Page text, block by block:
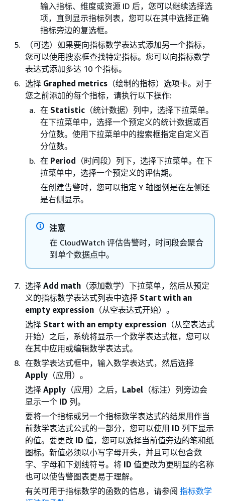
输入指标、维度或资源 ID 后，您可以继续选择选
项，直到显示指标列表，您可以在其中选择正确
指标旁边的复选框。
（可选）如果要向指标数学表达式添加另一个指标，
您可以使用搜索框查找特定指标。您可以向指标数学
表达式添加多达 10 个指标。
选择 Graphed metrics （绘制的指标）选项卡。对于
您之前添加的每个指标，请执行以下操作:
在 Statistic （统计数据）列中，选择下拉菜单。
在下拉菜单中，选择一个预定义的统计数据或百
分位数。使用下拉菜单中的搜索框指定自定义百
分位数。
在 Period
（时间段）列下，选择下拉菜单。在下
拉菜单中，选择一个预定义的评估期。
在创建告警时，您可以指定 Y 轴图例是在左侧还
是右侧显示。
注意
在 CloudWatch 评估告警时，时间段会聚合
到单个数据点中。
选择 Add math （添加数学）下拉菜单，然后从预定
义的指标数学表达式列表中选择 Start with an
empty expression （从空表达式开始）。
选择 Start with an empty expression （从空表达式
开始）之后，系统将显示一个数学表达式框，您可以
在其中应用或编辑数学表达式。
在数学表达式框中，输入数学表达式，然后选择
Apply （应用）。
选择 Apply （应用）之后， Label （标注）列旁边会
显示一个 ID 列。
要将一个指标或另一个指标数学表达式的结果用作当
前数学表达式公式的一部分，您可以使用 ID 列下显示
的值。要更改 ID 值，您可以选择当前值旁边的笔和纸
图标。新值必须以小写字母开头，并且可以包含数
字、字母和下划线符号。将 ID 值更改为更明显的名称
也可以使告警图表更易于理解。
有关可用于指标数学的函数的信息，请参阅 指标数学